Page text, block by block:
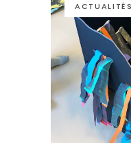
ACTUALITÉS